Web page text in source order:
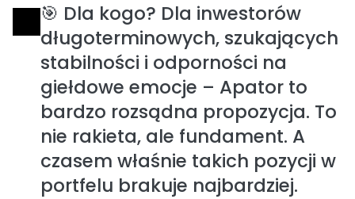
🎯 Dla kogo? Dla inwestorów
długoterminowych, szukających
stabilności i odporności na
giełdowe emocje – Apator to
bardzo rozsądna propozycja. To
nie rakieta, ale fundament. A
czasem właśnie takich pozycji w
portfelu brakuje najbardziej.